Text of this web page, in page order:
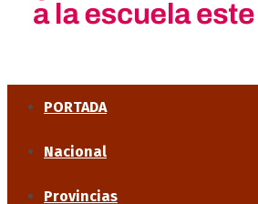
PORTADA
Nacional
Provincias